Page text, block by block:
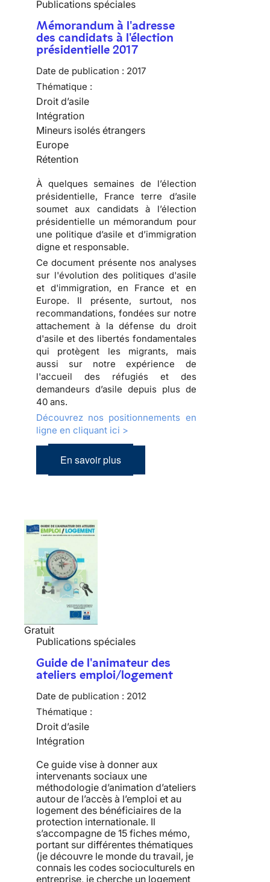
Publications spéciales
Mémorandum à l'adresse
des candidats à l'élection
présidentielle 2017
Date de publication : 2017
Thématique :
Droit d’asile
Intégration
Mineurs isolés étrangers
Europe
Rétention
À quelques semaines de l’élection
présidentielle, France terre d’asile
soumet aux candidats à l’élection
présidentielle un mémorandum pour
une politique d’asile et d’immigration
digne et responsable.
Ce document présente nos analyses
sur l'évolution des politiques d'asile
et d'immigration, en France et en
Europe. Il présente, surtout, nos
recommandations, fondées sur notre
attachement à la défense du droit
d'asile et des libertés fondamentales
qui protègent les migrants, mais
aussi sur notre expérience de
l'accueil des réfugiés et des
demandeurs d’asile depuis plus de
40 ans.
Découvrez nos positionnements en
ligne en cliquant ici >
En savoir plus
Gratuit
Publications spéciales
Guide de l'animateur des
ateliers emploi/logement
Date de publication : 2012
Thématique :
Droit d’asile
Intégration
Ce guide vise à donner aux
intervenants sociaux une
méthodologie d’animation d’ateliers
autour de l’accès à l’emploi et au
logement des bénéficiaires de la
protection internationale. Il
s’accompagne de 15 fiches mémo,
portant sur différentes thématiques
(je découvre le monde du travail, je
connais les codes socioculturels en
entreprise, je cherche un logement